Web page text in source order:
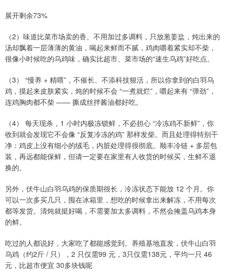
展开剩余73%
（2）味道比菜市场卖的香。不用加过多调料，只放葱姜盐，炖出来的
汤却飘着一层薄薄的黄油，喝起来鲜而不腻，鸡肉嚼着紧实却不柴，
很像小时候吃的乌鸡味，确实比超市、菜市场的“速生乌鸡”好吃点。
（3） “慢养 + 精喂”，不催长、不添科技狠活，所以你拿到的白羽乌
鸡，摸起来皮肤紧实，炖的时候不会 “一煮就烂”，嚼起来有 “弹劲”，
连鸡胸肉都不柴 —— 撕成丝拌酱油都好吃。
（4） 每天现杀，1 小时内极冻锁鲜，不必担心 “冷冻鸡不新鲜”，你
收到就会发现它不会像 “反复冷冻的鸡” 那样发柴。而且处理得特别干
净：鸡皮上没有细小的绒毛，内脏处理得很彻底。顺丰冷链 + 多层包
装，再远都能保鲜，但请一定要在家里有人收货的时候买，生鲜不退
换的。
另外，伏牛山白羽乌鸡的保质期很长，冷冻状态下能放 12 个月。你
可以一次多买几只，囤在冰箱里，想吃的时候拿出来解冻，不用每次
都等发货。清炖就挺好喝，不需要加太多调料，不然会掩盖乌鸡本身
的鲜。
吃过的人都说好，大家吃了都能感觉到。养殖基地直发，伏牛山白羽
乌鸡（约2斤 / 只），2 只仅需99 元，3只仅需138元，平均一只 46
元，比超市便宜 30多块钱呢